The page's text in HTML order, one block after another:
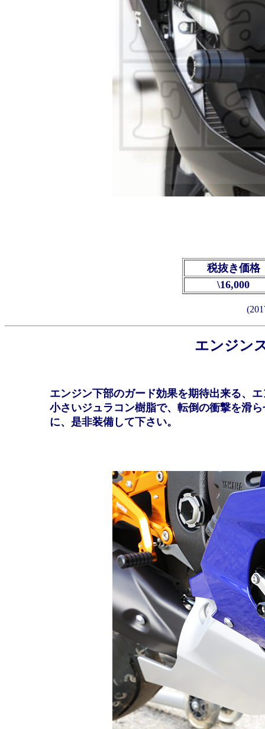
税抜き価格
\16,000
エンジン
エンジン下部のガード効果を期待出来る、
小さいジュラコン樹脂で、転倒の衝撃を滑
に、是非装備して下さい。